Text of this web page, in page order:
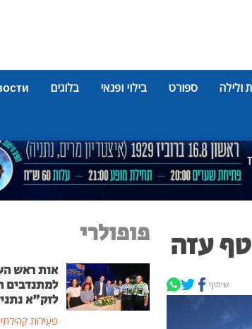
ולילה ספורט בילוי ופנאי בלוגים
עזה
שיתוף
פופולרי
אות ראש
למתנדבים
לזק"א
פעילות